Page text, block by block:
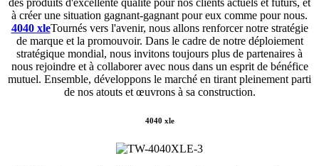
des produits d'excellente qualité pour nos clients actuels et futurs, et
à créer une situation gagnant-gagnant pour eux comme pour nous.
4040 xleTournés vers l'avenir, nous allons renforcer notre stratégie
de marque et la promouvoir. Dans le cadre de notre déploiement
stratégique mondial, nous invitons toujours plus de partenaires à
nous rejoindre et à collaborer avec nous dans un esprit de bénéfice
mutuel. Ensemble, développons le marché en tirant pleinement parti
de nos atouts et œuvrons à sa construction.
4040 xle